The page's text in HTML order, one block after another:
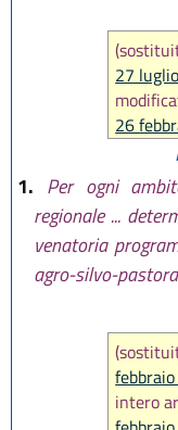
27
26
1. Per ogni
regionale ...
venatoria
agro-silvo-
intero